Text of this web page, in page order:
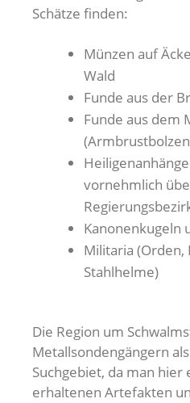
Schätze finden:
Münzen auf
Wald
Funde aus der
Funde aus dem
vornehmlich
Kanonenkugeln
Militaria (Orden,
Stahlhelme)
Die Region um
Metallsondengängern
Suchgebiet, da man hier
erhaltenen Artefakten